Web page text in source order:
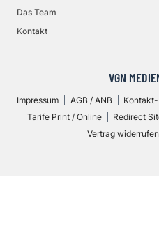
Das Team
Kontakt
VGN
Impressum AGB / ANB
Tarife Print / Online
Redirect
Vertrag widerrufen